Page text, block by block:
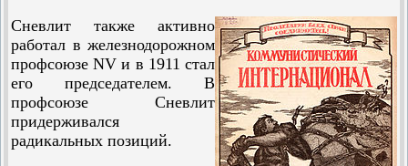
Сневлит также активно
работал в железнодорожном
профсоюзе NV и в 1911 стал
его председателем. В
профсоюзе Сневлит
придерживался
радикальных позиций.